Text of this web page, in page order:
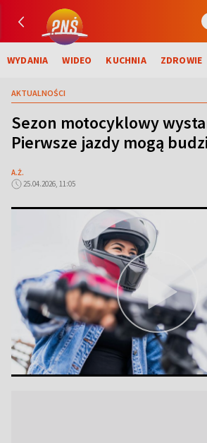
WYDANIA WIDEO KUCHNIA ZDROWIE
AKTUALNOŚCI
Sezon motocyklowy
Pierwsze jazdy mogą
A.Ż.
25.04.2026, 11:05